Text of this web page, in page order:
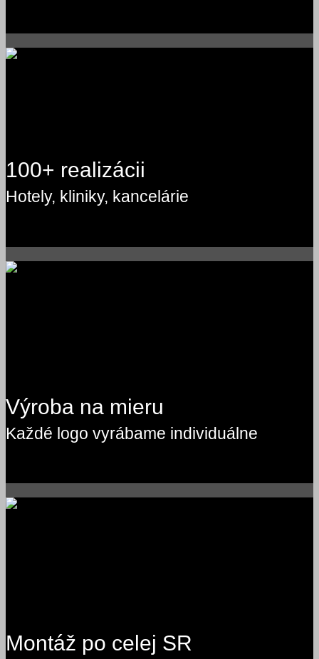
100+ realizácii
Hotely, kliniky, kancelárie
Výroba na mieru
Každé logo vyrábame individuálne
Montáž po celej SR